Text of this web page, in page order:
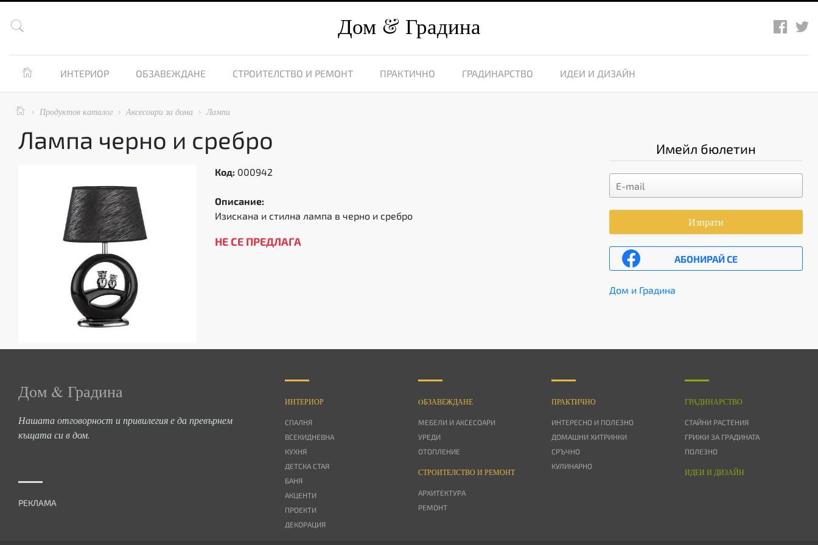
 Дом Градина
 ИНТЕРИОР ОБЗАВЕЖДАНЕ СТРОИТЕЛСТВО И РЕМОНТ ПРАКТИЧНО ГРАДИНАРСТВО ИДЕИ И ДИЗАЙН
  Продуктов каталог  Аксесоари за дома  Лампи
Лампа черно и сребро
Код: 000942
Описание:
Изискана и стилна лампа в черно и сребро
НЕ СЕ ПРЕДЛАГА
Имейл бюлетин
Изпрати
АБОНИРАЙ СЕ
Дом и Градина
Дом & Градина
Нашата отговорност и привилегия е да превърнем
къщата си в дом.
РЕКЛАМА
ИНТЕРИОР
СПАЛНЯ
ВСЕКИДНЕВНА
КУХНЯ
ДЕТСКА СТАЯ
БАНЯ
АКЦЕНТИ
ПРОЕКТИ
ДЕКОРАЦИЯ
OБЗАВЕЖДАНЕ
МЕБЕЛИ И АКСЕСОАРИ
УРЕДИ
ОТОПЛЕНИЕ
СТРОИТЕЛСТВО И РЕМОНТ
АРХИТЕКТУРА
РЕМОНТ
ПРАКТИЧНО
ИНТЕРЕСНО И ПОЛЕЗНО
ДОМАШНИ ХИТРИНКИ
СРЪЧНО
КУЛИНАРНО
ГРАДИНАРСТВО
СТАЙНИ РАСТЕНИЯ
ГРИЖИ ЗА ГРАДИНАТА
ПОЛЕЗНО
ИДЕИ И ДИЗАЙН